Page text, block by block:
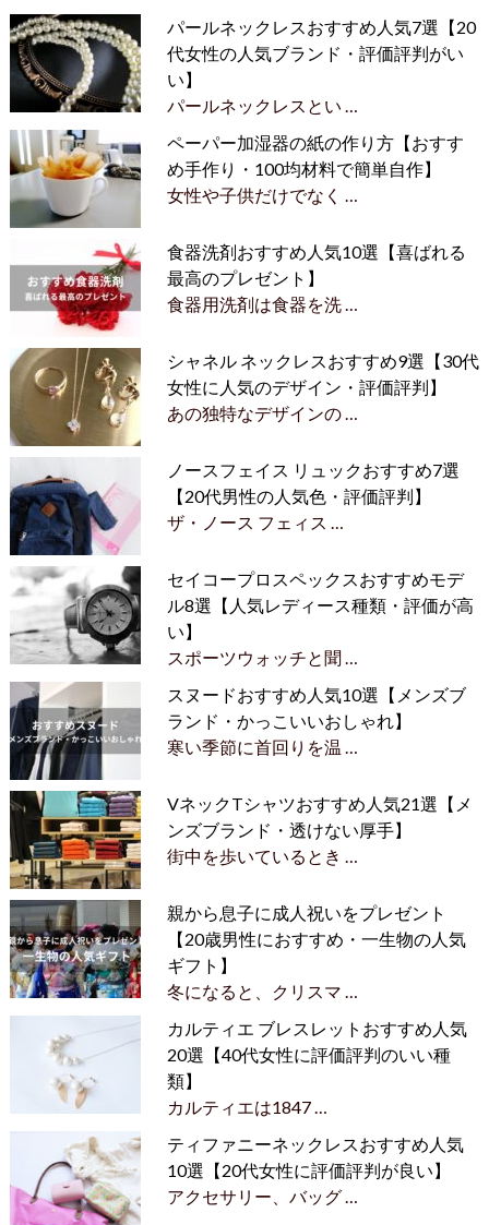
パールネックレスおすすめ人気7選【20
代女性の人気ブランド・評価評判がい
い】
パールネックレスとい …
ペーパー加湿器の紙の作り方【おすす
め手作り・100均材料で簡単自作】
女性や子供だけでなく …
食器洗剤おすすめ人気10選【喜ばれる
最高のプレゼント】
食器用洗剤は食器を洗 …
シャネル ネックレスおすすめ9選【30代
女性に人気のデザイン・評価評判】
あの独特なデザインの …
ノースフェイス リュックおすすめ7選
【20代男性の人気色・評価評判】
ザ・ノース フェィス …
セイコープロスペックスおすすめモデ
ル8選【人気レディース種類・評価が高
い】
スポーツウォッチと聞 …
スヌードおすすめ人気10選【メンズブ
ランド・かっこいいおしゃれ】
寒い季節に首回りを温 …
VネックTシャツおすすめ人気21選【メ
ンズブランド・透けない厚手】
街中を歩いているとき …
親から息子に成人祝いをプレゼント
【20歳男性におすすめ・一生物の人気
ギフト】
冬になると、クリスマ …
カルティエ ブレスレットおすすめ人気
20選【40代女性に評価評判のいい種
類】
カルティエは1847 …
ティファニーネックレスおすすめ人気
10選【20代女性に評価評判が良い】
アクセサリー、バッグ …